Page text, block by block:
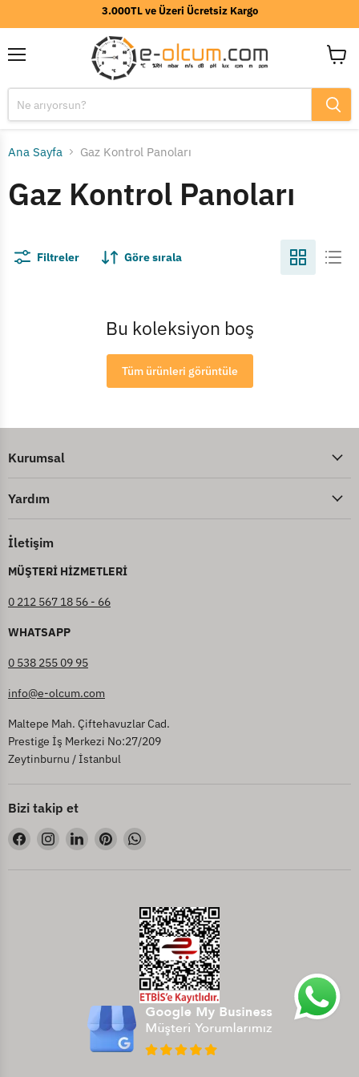
3.000TL ve Üzeri Ücretsiz Kargo
Ana Sayfa Gaz Kontrol Panoları
Gaz Kontrol Panoları
Filtreler Göre sırala
Bu koleksiyon boş
Tüm ürünleri görüntüle
Kurumsal
Yardım
İletişim
MÜŞTERİ HİZMETLERİ
0 212 567 18 56 - 66
WHATSAPP
0 538 255 09 95
info@e-olcum.com
Maltepe Mah. Çiftehavuzlar Cad.
Prestige İş Merkezi No:27/209
Zeytinburnu / İstanbul
Bizi takip et
Bizi
Facebook&#39;de
bul
Bizi
Instagram&#39;de
bul
Bizi
LinkedIn&#39;de
bul
Bizi
Pinterest&#39;de
bul
Bizi
bul